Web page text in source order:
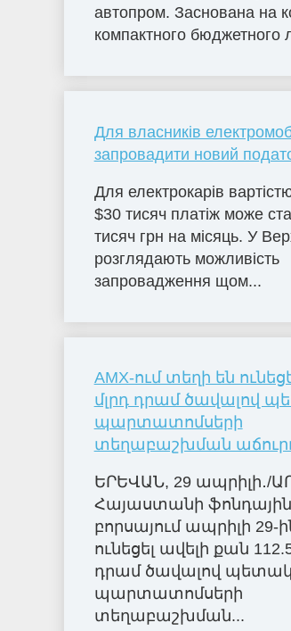
автопром. Заснована на
компактного бюджетного
Для власників
запровадити новий
Для електрокарів
$30 тисяч платіж може
тисяч грн на місяць. У
розглядають можливість
запровадження щом...
AMX-ում տեղի են
մլրդ դրամ ծավալով
պարտատոմսերի
տեղաբաշխման
ԵՐԵՎԱՆ, 29 ապրիլի․/
Հայաստանի ֆոնդային
բորսայում ապրիլի 29-
ունեցել ավելի քան
դրամ ծավալով
պարտատոմսերի
տեղաբաշխման...